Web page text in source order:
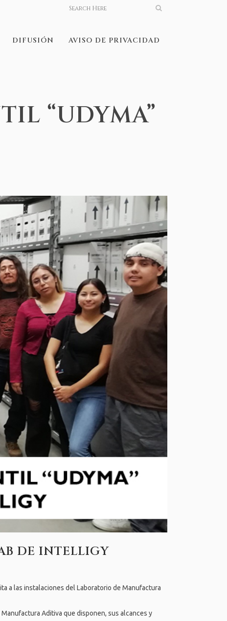
DIFUSIÓN AVISO DE PRIVACIDAD
“UDYMA”
DE INTELLIGY
a las instalaciones del Laboratorio de Manufactura
Aditiva que disponen, sus alcances y